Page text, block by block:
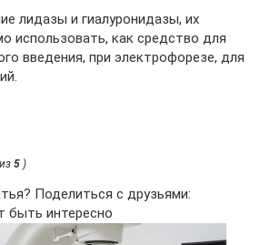
лидазы и гиалуронидазы, их
использовать, как средство для
введения, при электрофорезе, для
из 5 )
Поделиться с друзьями:
быть интересно